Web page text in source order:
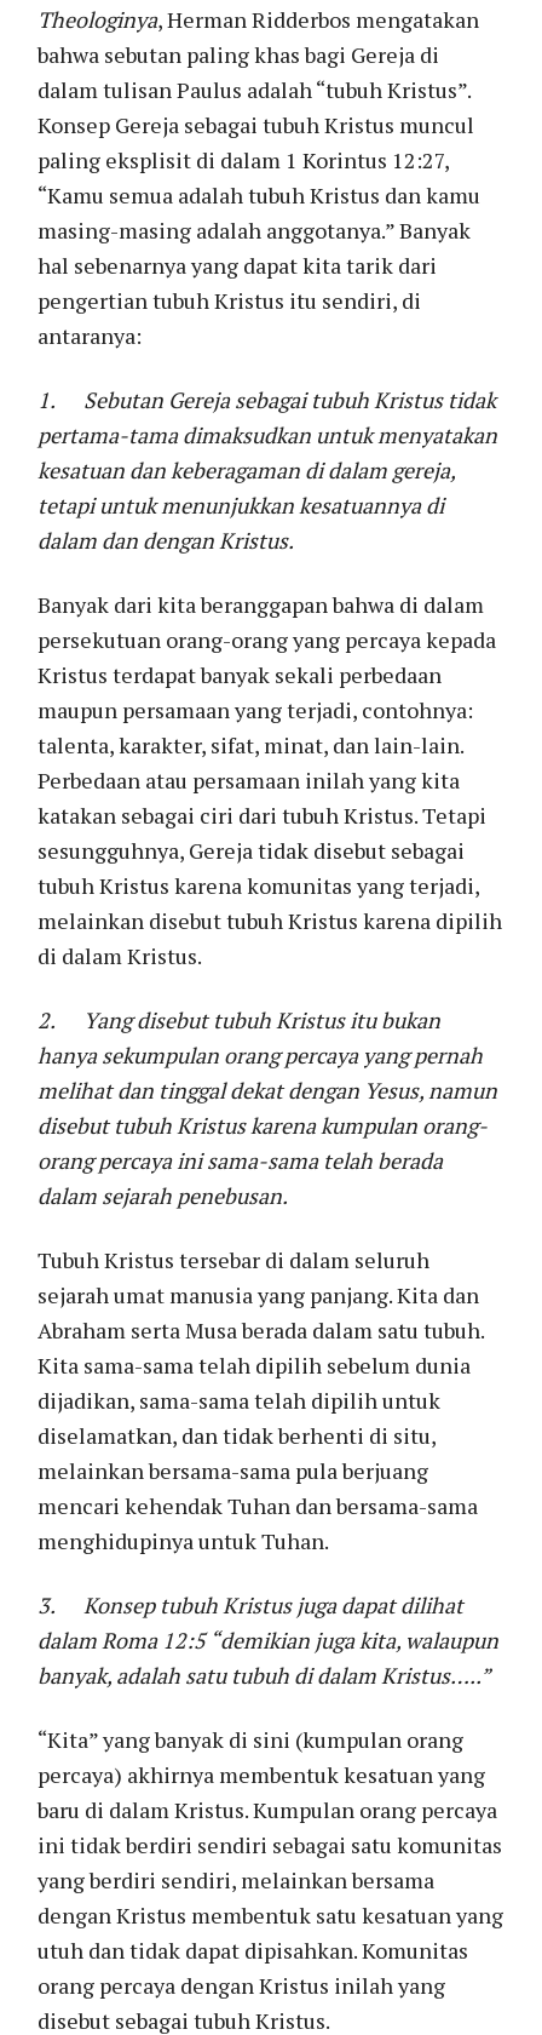
Theologinya, Herman Ridderbos mengatakan
bahwa sebutan paling khas bagi Gereja di
dalam tulisan Paulus adalah “tubuh Kristus”.
Konsep Gereja sebagai tubuh Kristus muncul
paling eksplisit di dalam 1 Korintus 12:27,
“Kamu semua adalah tubuh Kristus dan kamu
masing-masing adalah anggotanya.” Banyak
hal sebenarnya yang dapat kita tarik dari
pengertian tubuh Kristus itu sendiri, di
antaranya:
1. Sebutan Gereja sebagai tubuh Kristus tidak
pertama-tama dimaksudkan untuk menyatakan
kesatuan dan keberagaman di dalam gereja,
tetapi untuk menunjukkan kesatuannya di
dalam dan dengan Kristus.
Banyak dari kita beranggapan bahwa di dalam
persekutuan orang-orang yang percaya kepada
Kristus terdapat banyak sekali perbedaan
maupun persamaan yang terjadi, contohnya:
talenta, karakter, sifat, minat, dan lain-lain.
Perbedaan atau persamaan inilah yang kita
katakan sebagai ciri dari tubuh Kristus. Tetapi
sesungguhnya, Gereja tidak disebut sebagai
tubuh Kristus karena komunitas yang terjadi,
melainkan disebut tubuh Kristus karena dipilih
di dalam Kristus.
2.
Yang disebut tubuh Kristus itu bukan
hanya sekumpulan orang percaya yang pernah
melihat dan tinggal dekat dengan Yesus, namun
disebut tubuh Kristus karena kumpulan orang-
orang percaya ini sama-sama telah berada
dalam sejarah penebusan.
Tubuh Kristus tersebar di dalam seluruh
sejarah umat manusia yang panjang. Kita dan
Abraham serta Musa berada dalam satu tubuh.
Kita sama-sama telah dipilih sebelum dunia
dijadikan, sama-sama telah dipilih untuk
diselamatkan, dan tidak berhenti di situ,
melainkan bersama-sama pula berjuang
mencari kehendak Tuhan dan bersama-sama
menghidupinya untuk Tuhan.
3.Konsep tubuh Kristus juga dapat dilihat
dalam Roma 12:5 “demikian juga kita, walaupun
banyak, adalah satu tubuh di dalam Kristus…..”
“Kita” yang banyak di sini (kumpulan orang
percaya) akhirnya membentuk kesatuan yang
baru di dalam Kristus. Kumpulan orang percaya
ini tidak berdiri sendiri sebagai satu komunitas
yang berdiri sendiri, melainkan bersama
dengan Kristus membentuk satu kesatuan yang
utuh dan tidak dapat dipisahkan. Komunitas
orang percaya dengan Kristus inilah yang
disebut sebagai tubuh Kristus.